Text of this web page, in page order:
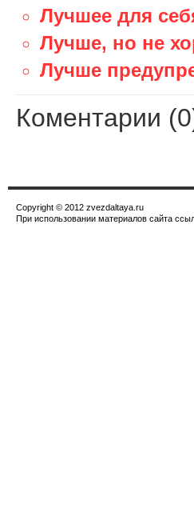
Лучшее для
Лучше, но не
Лучше
Коментарии
Copyright © 2012 zvezdaltaya.ru
При использовании материалов сайта